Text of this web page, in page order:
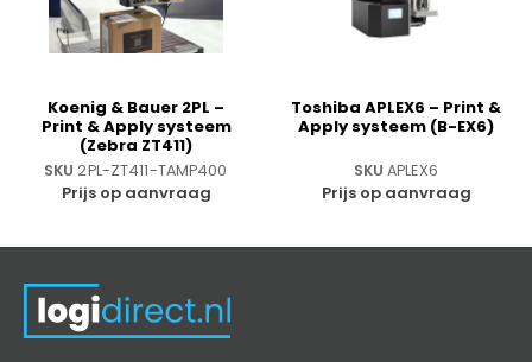
Koenig & Bauer 2PL –
Print & Apply systeem
(Zebra ZT411)
SKU 2PL-ZT411-TAMP400
Prijs op aanvraag
Toshiba APLEX6 – Print &
Apply systeem (B-EX6)
SKU APLEX6
Prijs op aanvraag